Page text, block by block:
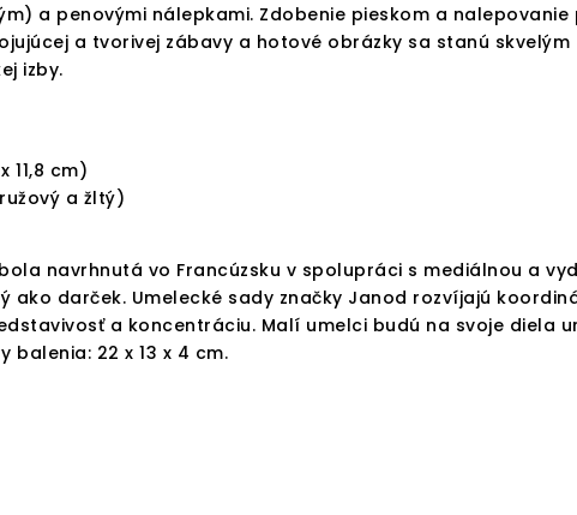
a penovými nálepkami. Zdobenie pieskom a nalepovanie
a tvorivej zábavy a hotové obrázky sa stanú skvelým
izby.
11,8 cm)
a žltý)
navrhnutá vo Francúzsku v spolupráci s mediálnou a
ako darček. Umelecké sady značky Janod rozvíjajú
a koncentráciu. Malí umelci budú na svoje diela
balenia: 22 x 13 x 4 cm.